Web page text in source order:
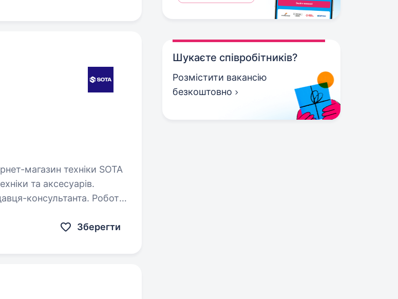
та аксесуарів.
консультанта. Робота
Зберегти
Шукаєте співробітників?
Розмістити вакансію
безкоштовно